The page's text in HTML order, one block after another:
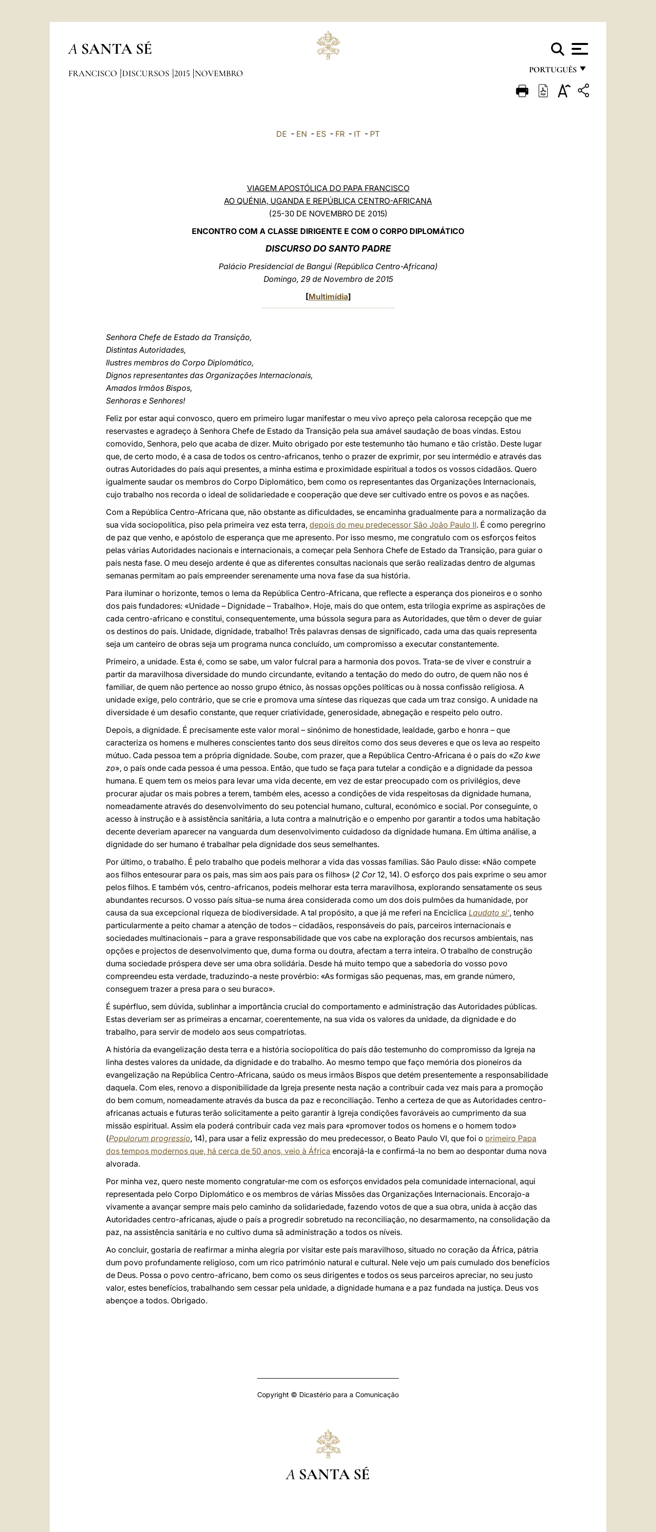
A SANTA SÉ
PORTUGUÊS
FRANÇAIS
FRANCISCO DISCURSOS 2015 NOVEMBRO
DE - EN - ES - FR - IT - PT
VIAGEM APOSTÓLICA DO PAPA FRANCISCO
AO QUÉNIA, UGANDA E REPÚBLICA CENTRO-AFRICANA
(25-30 DE NOVEMBRO DE 2015)
ENCONTRO COM A CLASSE DIRIGENTE E COM O CORPO DIPLOMÁTICO
DISCURSO DO SANTO PADRE
Palácio Presidencial de Bangui (República Centro-Africana)
Domingo, 29 de Novembro de 2015
[Multimídia]
Senhora Chefe de Estado da Transição,
Distintas Autoridades,
Ilustres membros do Corpo Diplomático,
Dignos representantes das Organizações Internacionais,
Amados Irmãos Bispos,
Senhoras e Senhores!
Feliz por estar aqui convosco, quero em primeiro lugar manifestar o meu vivo apreço pela calorosa recepção que me
reservastes e agradeço à Senhora Chefe de Estado da Transição pela sua amável saudação de boas vindas. Estou
comovido, Senhora, pelo que acaba de dizer. Muito obrigado por este testemunho tão humano e tão cristão. Deste lugar
que, de certo modo, é a casa de todos os centro-africanos, tenho o prazer de exprimir, por seu intermédio e através das
outras Autoridades do país aqui presentes, a minha estima e proximidade espiritual a todos os vossos cidadãos. Quero
igualmente saudar os membros do Corpo Diplomático, bem como os representantes das Organizações Internacionais,
cujo trabalho nos recorda o ideal de solidariedade e cooperação que deve ser cultivado entre os povos e as nações.
Com a República Centro-Africana que, não obstante as dificuldades, se encaminha gradualmente para a normalização da
sua vida sociopolítica, piso pela primeira vez esta terra, depois do meu predecessor São João Paulo II. É como peregrino
de paz que venho, e apóstolo de esperança que me apresento. Por isso mesmo, me congratulo com os esforços feitos
pelas várias Autoridades nacionais e internacionais, a começar pela Senhora Chefe de Estado da Transição, para guiar o
país nesta fase. O meu desejo ardente é que as diferentes consultas nacionais que serão realizadas dentro de algumas
semanas permitam ao país empreender serenamente uma nova fase da sua história.
Para iluminar o horizonte, temos o lema da República Centro-Africana, que reflecte a esperança dos pioneiros e o sonho
dos pais fundadores: «Unidade – Dignidade – Trabalho». Hoje, mais do que ontem, esta trilogia exprime as aspirações de
cada centro-africano e constitui, consequentemente, uma bússola segura para as Autoridades, que têm o dever de guiar
os destinos do país. Unidade, dignidade, trabalho! Três palavras densas de significado, cada uma das quais representa
seja um canteiro de obras seja um programa nunca concluído, um compromisso a executar constantemente.
Primeiro, a unidade. Esta é, como se sabe, um valor fulcral para a harmonia dos povos. Trata-se de viver e construir a
partir da maravilhosa diversidade do mundo circundante, evitando a tentação do medo do outro, de quem não nos é
familiar, de quem não pertence ao nosso grupo étnico, às nossas opções políticas ou à nossa confissão religiosa. A
unidade exige, pelo contrário, que se crie e promova uma síntese das riquezas que cada um traz consigo. A unidade na
diversidade é um desafio constante, que requer criatividade, generosidade, abnegação e respeito pelo outro.
Depois, a dignidade. É precisamente este valor moral – sinónimo de honestidade, lealdade, garbo e honra – que
caracteriza os homens e mulheres conscientes tanto dos seus direitos como dos seus deveres e que os leva ao respeito
mútuo. Cada pessoa tem a própria dignidade. Soube, com prazer, que a República Centro-Africana é o país do «Zo kwe
zo», o país onde cada pessoa é uma pessoa. Então, que tudo se faça para tutelar a condição e a dignidade da pessoa
humana. E quem tem os meios para levar uma vida decente, em vez de estar preocupado com os privilégios, deve
procurar ajudar os mais pobres a terem, também eles, acesso a condições de vida respeitosas da dignidade humana,
nomeadamente através do desenvolvimento do seu potencial humano, cultural, económico e social. Por conseguinte, o
acesso à instrução e à assistência sanitária, a luta contra a malnutrição e o empenho por garantir a todos uma habitação
decente deveriam aparecer na vanguarda dum desenvolvimento cuidadoso da dignidade humana. Em última análise, a
dignidade do ser humano é trabalhar pela dignidade dos seus semelhantes.
Por último, o trabalho. É pelo trabalho que podeis melhorar a vida das vossas famílias. São Paulo disse: «Não compete
aos filhos entesourar para os pais, mas sim aos pais para os filhos» (2 Cor12, 14). O esforço dos pais exprime o seu amor
pelos filhos. E também vós, centro-africanos, podeis melhorar esta terra maravilhosa, explorando sensatamente os seus
abundantes recursos. O vosso país situa-se numa área considerada como um dos dois pulmões da humanidade, por
causa da sua excepcional riqueza de biodiversidade. A tal propósito, a que já me referi na Encíclica Laudato si’, tenho
particularmente a peito chamar a atenção de todos – cidadãos, responsáveis do país, parceiros internacionais e
sociedades multinacionais – para a grave responsabilidade que vos cabe na exploração dos recursos ambientais, nas
opções e projectos de desenvolvimento que, duma forma ou doutra, afectam a terra inteira. O trabalho de construção
duma sociedade próspera deve ser uma obra solidária. Desde há muito tempo que a sabedoria do vosso povo
compreendeu esta verdade, traduzindo-a neste provérbio: «As formigas são pequenas, mas, em grande número,
conseguem trazer a presa para o seu buraco».
É supérfluo, sem dúvida, sublinhar a importância crucial do comportamento e administração das Autoridades públicas.
Estas deveriam ser as primeiras a encarnar, coerentemente, na sua vida os valores da unidade, da dignidade e do
trabalho, para servir de modelo aos seus compatriotas.
A história da evangelização desta terra e a história sociopolítica do país dão testemunho do compromisso da Igreja na
linha destes valores da unidade, da dignidade e do trabalho. Ao mesmo tempo que faço memória dos pioneiros da
evangelização na República Centro-Africana, saúdo os meus irmãos Bispos que detém presentemente a responsabilidade
daquela. Com eles, renovo a disponibilidade da Igreja presente nesta nação a contribuir cada vez mais para a promoção
do bem comum, nomeadamente através da busca da paz e reconciliação. Tenho a certeza de que as Autoridades centro-
africanas actuais e futuras terão solicitamente a peito garantir à Igreja condições favoráveis ao cumprimento da sua
missão espiritual. Assim ela poderá contribuir cada vez mais para «promover todos os homens e o homem todo»
(Populorum progressio, 14), para usar a feliz expressão do meu predecessor, o Beato Paulo VI, que foi o primeiro Papa
dos tempos modernos que, há cerca de 50 anos, veio à África encorajá-la e confirmá-la no bem ao despontar duma nova
alvorada.
Por minha vez, quero neste momento congratular-me com os esforços envidados pela comunidade internacional, aqui
representada pelo Corpo Diplomático e os membros de várias Missões das Organizações Internacionais. Encorajo-a
vivamente a avançar sempre mais pelo caminho da solidariedade, fazendo votos de que a sua obra, unida à acção das
Autoridades centro-africanas, ajude o país a progredir sobretudo na reconciliação, no desarmamento, na consolidação da
paz, na assistência sanitária e no cultivo duma sã administração a todos os níveis.
Ao concluir, gostaria de reafirmar a minha alegria por visitar este país maravilhoso, situado no coração da África, pátria
dum povo profundamente religioso, com um rico património natural e cultural. Nele vejo um país cumulado dos benefícios
de Deus. Possa o povo centro-africano, bem como os seus dirigentes e todos os seus parceiros apreciar, no seu justo
valor, estes benefícios, trabalhando sem cessar pela unidade, a dignidade humana e a paz fundada na justiça. Deus vos
abençoe a todos. Obrigado.
Copyright © Dicastério para a Comunicação
A SANTA SÉ